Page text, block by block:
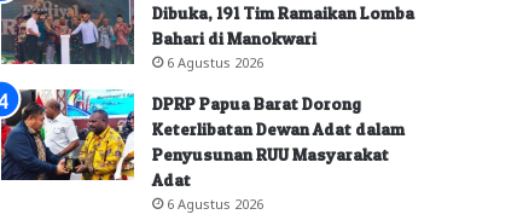
Dibuka, 191 Tim Ramaikan Lomba
Bahari di Manokwari
6 Agustus 2026
DPRP Papua Barat Dorong
Keterlibatan Dewan Adat dalam
Penyusunan RUU Masyarakat
Adat
6 Agustus 2026